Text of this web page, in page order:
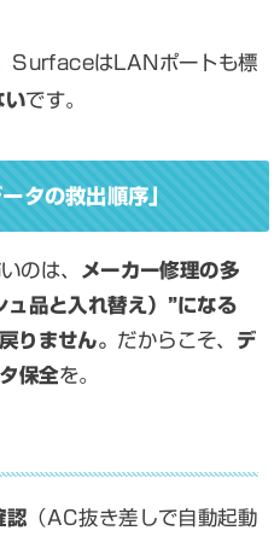
SurfaceはLANポートも標
いです。
タの救出順序」
のは、 メーカー修理の多
ュ品と入れ替え）”になる
りません。 だからこそ、 デ
保全を。
認 （AC抜き差しで自動起動